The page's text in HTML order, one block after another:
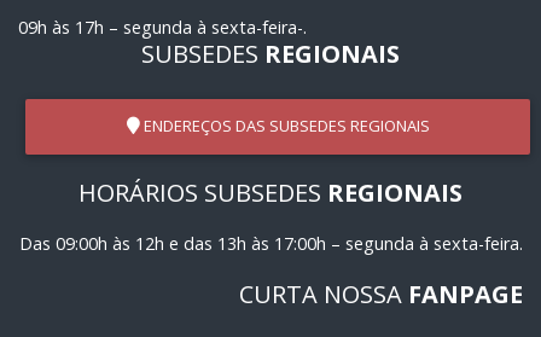
09h às 17h – segunda à sexta-feira-.
SUBSEDES REGIONAIS
ENDEREÇOS DAS SUBSEDES REGIONAIS
HORÁRIOS SUBSEDES REGIONAIS
Das 09:00h às 12h e das 13h às 17:00h – segunda à sexta-feira.
CURTA NOSSA FANPAGE